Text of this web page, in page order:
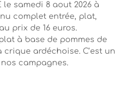
le samedi 8 aout 2026 à
complet entrée, plat,
prix de 16 euros.
à base de pommes de
ardéchoise. C’est un
campagnes.